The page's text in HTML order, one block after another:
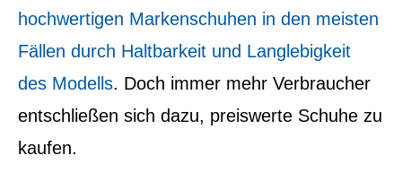
hochwertigen Markenschuhen in den meisten
Fällen durch Haltbarkeit und Langlebigkeit
des Modells. Doch immer mehr Verbraucher
entschließen sich dazu, preiswerte Schuhe zu
kaufen.